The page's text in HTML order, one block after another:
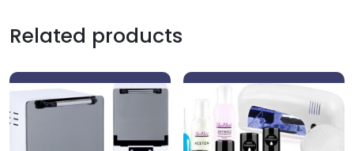
Related products